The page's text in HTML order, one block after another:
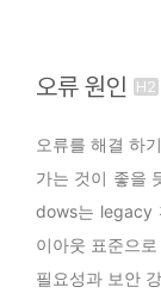
오류 원인
오류를 해결 하
가는 것이 좋을
dows는 legacy
이아웃 표준으
필요성과 보안